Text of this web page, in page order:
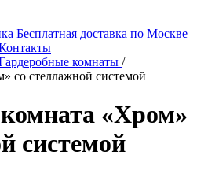
Бесплатная доставка по Москве
комнаты /
со стеллажной системой
«Хром»
системой